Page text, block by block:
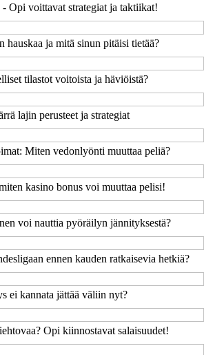
Opi voittavat strategiat ja taktiikat!
ja mitä sinun pitäisi tietää?
tilastot voitoista ja häviöistä?
lajin perusteet ja strategiat
Miten vedonlyönti muuttaa peliä?
kasino bonus voi muuttaa pelisi!
voi nauttia pyöräilyn jännityksestä?
ennen kauden ratkaisevia hetkiä?
ei kannata jättää väliin nyt?
Opi kiinnostavat salaisuudet!